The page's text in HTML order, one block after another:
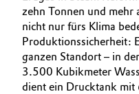
zehn Tonnen und mehr
nicht nur fürs Klima
Produktions­sicherheit:
ganzen Standort – in
3.500 Kubikmeter
dient ein Drucktank